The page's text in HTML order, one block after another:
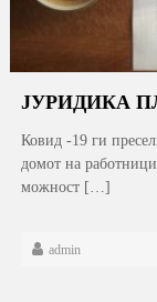
ЈУРИДИКА
Ковид -19 ги
домот на
можност […]
admin